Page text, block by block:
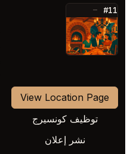
#11
—
⭐
View Location Page
توظيف كونسيرج
نشر إعلان